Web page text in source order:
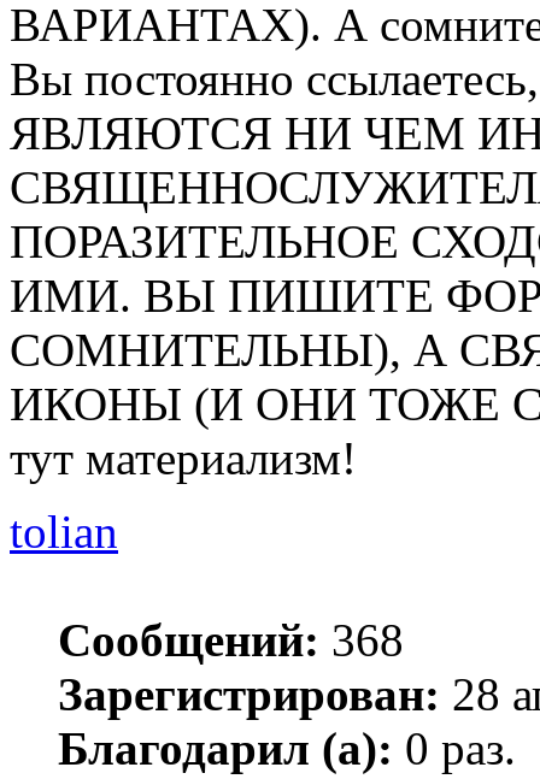
ВАРИАНТАХ). А
Вы постоянно
ЯВЛЯЮТСЯ НИ ЧЕМ
ПОРАЗИТЕЛЬНОЕ
ИМИ. ВЫ ПИШИТЕ
СОМНИТЕЛЬНЫ), А
ИКОНЫ (И ОНИ ТОЖЕ
тут материализм!
tolian
Сообщений: 368
Зарегистрирован: 28
Благодарил (а): 0 раз.